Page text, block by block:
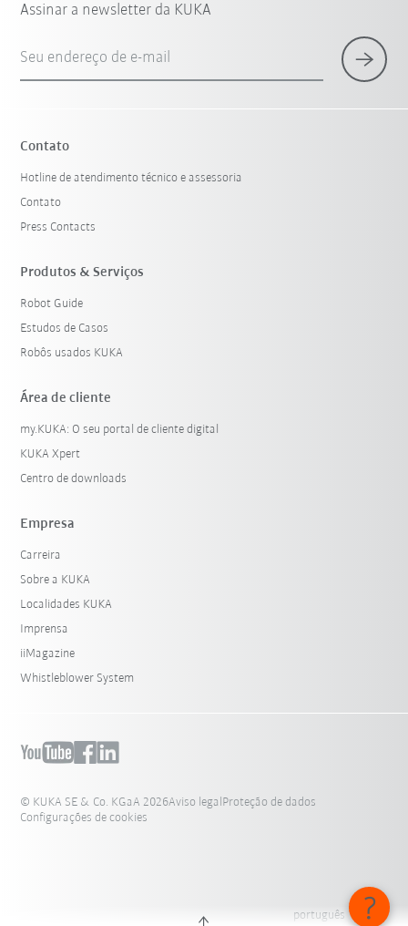
Assinar a newsletter da KUKA
Seu endereço de e-mail
Contato
Hotline de atendimento técnico e assessoria
Contato
Press Contacts
Produtos & Serviços
Robot Guide
Estudos de Casos
Robôs usados KUKA
Área de cliente
my.KUKA: O seu portal de cliente digital
KUKA Xpert
Centro de downloads
Empresa
Carreira
Sobre a KUKA
Localidades KUKA
Imprensa
iiMagazine
Whistleblower System
© KUKA SE & Co. KGaA 2026Aviso legal Proteção de dados
Configurações de cookies
português - Brasil